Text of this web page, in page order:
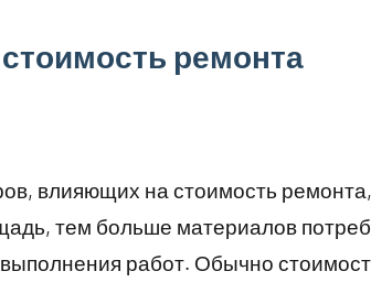
ремонта
влияющих на стоимость
тем больше материалов
работ. Обычно